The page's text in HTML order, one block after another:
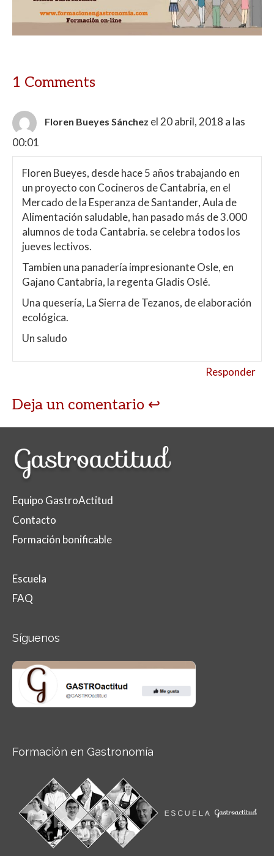
1 Comments
Floren Bueyes Sánchez el 20 abril, 2018 a las
00:01
Floren Bueyes, desde hace 5 años trabajando en
un proyecto con Cocineros de Cantabria, en el
Mercado de la Esperanza de Santander, Aula de
Alimentación saludable, han pasado más de 3.000
alumnos de toda Cantabria. se celebra todos los
jueves lectivos.
Tambien una panadería impresionante Osle, en
Gajano Cantabria, la regenta Gladis Oslé.
Una quesería, La Sierra de Tezanos, de elaboración
ecológica.
Un saludo
Responder
Deja un comentario
Equipo GastroActitud
Contacto
Formación bonificable
Escuela
FAQ
Síguenos
Formación en Gastronomía